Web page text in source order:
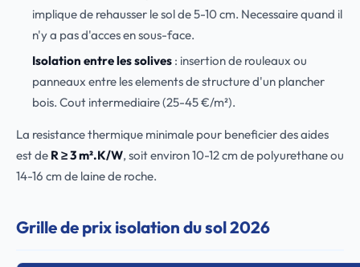
implique de rehausser le sol de 5-10 cm. Necessaire quand il
n'y a pas d'acces en sous-face.
Isolation entre les solives: insertion de rouleaux ou
panneaux entre les elements de structure d'un plancher
bois. Cout intermediaire (25-45 €/m²).
La resistance thermique minimale pour beneficier des aides
est de R ≥ 3 m².K/W, soit environ 10-12 cm de polyurethane ou
14-16 cm de laine de roche.
Grille de prix isolation du sol 2026